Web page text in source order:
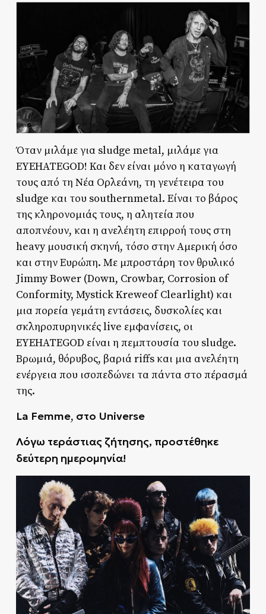
Όταν μιλάμε για sludge metal, μιλάμε για
EYEHATEGOD! Και δεν είναι μόνο η καταγωγή
τους από τη Νέα Ορλεάνη, τη γενέτειρα του
sludge και του southernmetal. Είναι το βάρος
της κληρονομιάς τους, η αλητεία που
αποπνέουν, και η ανελέητη επιρροή τους στη
heavy μουσική σκηνή, τόσο στην Αμερική όσο
και στην Ευρώπη. Με μπροστάρη τον θρυλικό
Jimmy Bower (Down, Crowbar, Corrosion of
Conformity, Mystick Kreweof Clearlight) και
μια πορεία γεμάτη εντάσεις, δυσκολίες και
σκληροπυρηνικές live εμφανίσεις, οι
EYEHATEGOD είναι η πεμπτουσία του sludge.
Βρωμιά, θόρυβος, βαριά riffs και μια ανελέητη
ενέργεια που ισοπεδώνει τα πάντα στο πέρασμά
της.
La Femme, στο Universe
Λόγω τεράστιας ζήτησης, προστέθηκε
δεύτερη ημερομηνία!